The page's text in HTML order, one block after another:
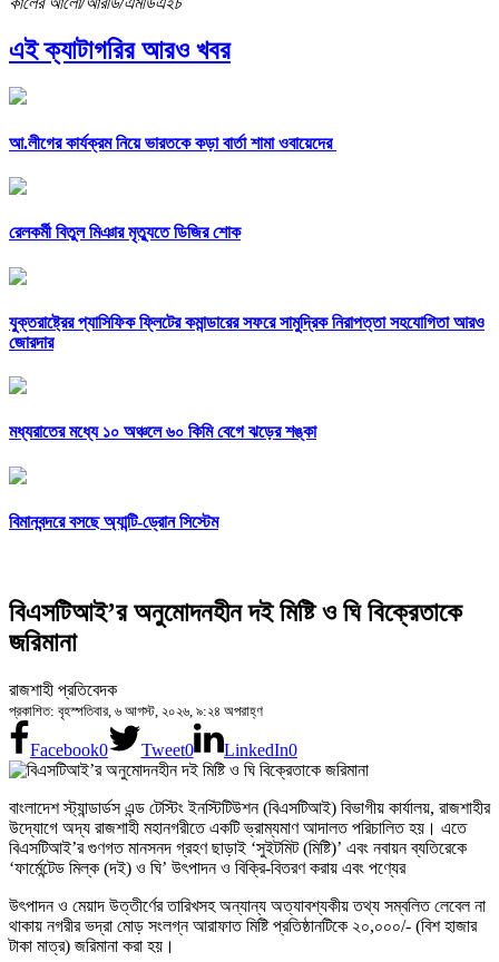
এই ক্যাটাগরির আরও খবর
আ.লীগের কার্যক্রম নিয়ে ভারতকে কড়া বার্তা শামা ওবায়েদের
রেলকর্মী বিতুল মিঞার মৃত্যুতে ডিজির শোক
যুক্তরাষ্ট্রের প্যাসিফিক ফ্লিটের কমান্ডারের সফরে সামুদ্রিক নিরাপত্তা সহযোগিতা আরও
জোরদার
মধ্যরাতের মধ্যে ১০ অঞ্চলে ৬০ কিমি বেগে ঝড়ের শঙ্কা
বিমানবন্দরে বসছে অ্যান্টি-ড্রোন সিস্টেম
বিএসটিআই’র অনুমোদনহীন দই মিষ্টি ও ঘি বিক্রেতাকে
জরিমানা
রাজশাহী প্রতিবেদক
প্রকাশিত: বৃহস্পতিবার, ৬ আগস্ট, ২০২৬, ৯:২৪ অপরাহ্ণ
Facebook0 Tweet0 LinkedIn0
বাংলাদেশ স্ট্যান্ডার্ডস এন্ড টেস্টিং ইনস্টিটিউশন (বিএসটিআই) বিভাগীয় কার্যালয়, রাজশাহীর
উদ্যোগে অদ্য রাজশাহী মহানগরীতে একটি ভ্রাম্যমাণ আদালত পরিচালিত হয়। এতে
বিএসটিআই’র গুণগত মানসনদ গ্রহণ ছাড়াই ‘সুইটমিট (মিষ্টি)’ এবং নবায়ন ব্যতিরেকে
‘ফার্মেন্টেড মিল্ক (দই) ও ঘি’ উৎপাদন ও বিক্রি-বিতরণ করায় এবং পণ্যের
উৎপাদন ও মেয়াদ উত্তীর্ণের তারিখসহ অন্যান্য অত্যাবশ্যকীয় তথ্য সম্বলিত লেবেল না
থাকায় নগরীর ভদ্রা মোড় সংলগ্ন আরাফাত মিষ্টি প্রতিষ্ঠানটিকে ২০,০০০/- (বিশ হাজার
টাকা মাত্র) জরিমানা করা হয়।